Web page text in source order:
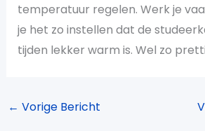
temperatuur regelen. Werk je
je het zo instellen dat de
tijden lekker warm is. Wel zo
← Vorige Bericht